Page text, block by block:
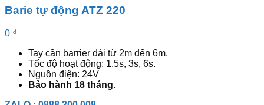
Barie tự động ATZ 220
0 ₫
Tay cần barrier dài từ 2m đến 6m.
Tốc độ hoạt động: 1.5s, 3s, 6s.
Nguồn điện: 24V
Bảo hành 18 tháng.